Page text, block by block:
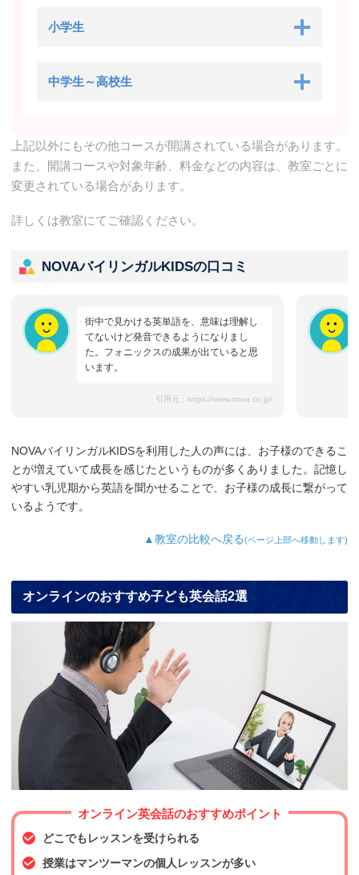
小学生
中学生～高校生
上記以外にもその他コースが開講されている場合があります。
また、開講コースや対象年齢、料金などの内容は、教室ごとに
変更されている場合があります。
詳しくは教室にてご確認ください。
NOVAバイリンガルKIDSの口コミ
街中で見かける英単語を、意味は理解し
てないけど発音できるようになりまし
た。フォニックスの成果が出ていると思
います。
引用元： https://www.nova.co.jp/
NOVAバイリンガルKIDSを利用した人の声には、お子様のできるこ
とが増えていて成長を感じたというものが多くありました。記憶し
やすい乳児期から英語を聞かせることで、お子様の成長に繋がって
いるようです。
▲教室の比較へ戻る(ページ上部へ移動します)
オンラインのおすすめ子ども英会話2選
オンライン英会話のおすすめポイント
どこでもレッスンを受けられる
授業はマンツーマンの個人レッスンが多い